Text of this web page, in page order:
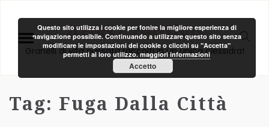
Area Creativa
Granelli di vita passata raccolti in un unica clessidra!
Tag: Fuga Dalla Città
Questo sito utilizza i cookie per fonire la migliore esperienza di
navigazione possibile. Continuando a utilizzare questo sito senza
modificare le impostazioni dei cookie o clicchi su "Accetta"
permetti al loro utilizzo.maggiori informazioni
Accetto